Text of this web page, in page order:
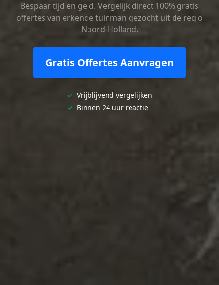
Bespaar tijd en geld. Vergelijk direct 100% gratis
offertes van erkende tuinman gezocht uit de regio
Noord-Holland.
Gratis Offertes Aanvragen
✓ Vrijblijvend vergelijken
✓ Binnen 24 uur reactie